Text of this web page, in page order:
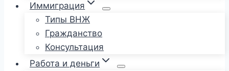
Иммиграция
Типы ВНЖ
Гражданство
Консультация
Работа и деньги